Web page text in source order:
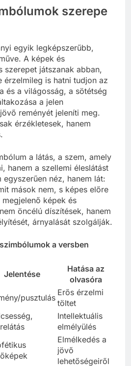
szerepe
egyik legképszerűbb,
A képek és
szerepet játszanak abban,
érzelmileg is hatni tudjon az
és a világosság, a sötétség
a jelen
reményét jeleníti meg.
érzékletesek, hanem
a látás, a szem, amely
hanem a szellemi éleslátást
egyszerűen néz, hanem lát:
mások nem, s képes előre
képek és
öncélú díszítések, hanem
Hatása az
olvasóra
Erős érzelmi
töltet
Intellektuális
elmélyülés
Elmélkedés a
jövő